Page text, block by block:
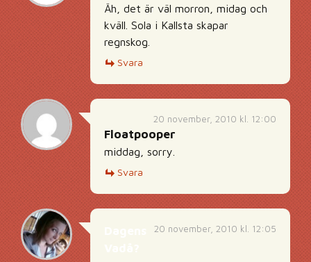
Äh, det är väl morron, midag och
kväll. Sola i Kallsta skapar
regnskog.
Svara
20 november, 2010 kl. 12:00
Floatpooper
middag, sorry.
Svara
20 november, 2010 kl. 12:05